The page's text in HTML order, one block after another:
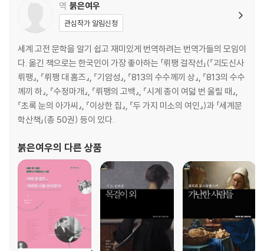
역 붉은여우
관심작가 알림신청
세계 고전 문학을 알기 쉽고 재미있게 번역하려는 번역가들의 모임이
다. 옮긴 책으로는 한국인이 가장 좋아하는 「뤼팽 걸작선」(『괴도신사
뤼팽』, 『뤼팽 대 홈즈』, 『기암성』, 『813의 수수께끼 상』, 『813의 수수
께끼 하』, 『수정마개』, 『뤼팽의 고백』, 『시계 종이 여덟 번 울릴 때』,
『초록 눈의 아가씨』, 『이상한 집』, 『두 가지 미소의 여인』)과 「세계문
학산책」(총 50권) 등이 있다.
붉은여우의 다른 상품